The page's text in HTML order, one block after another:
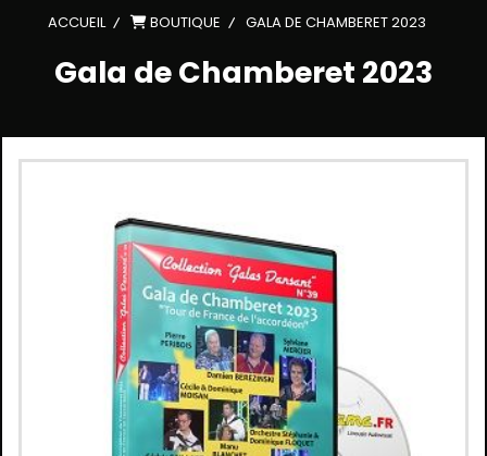
ACCUEIL BOUTIQUE GALA DE CHAMBERET 2023
Gala de Chamberet 2023